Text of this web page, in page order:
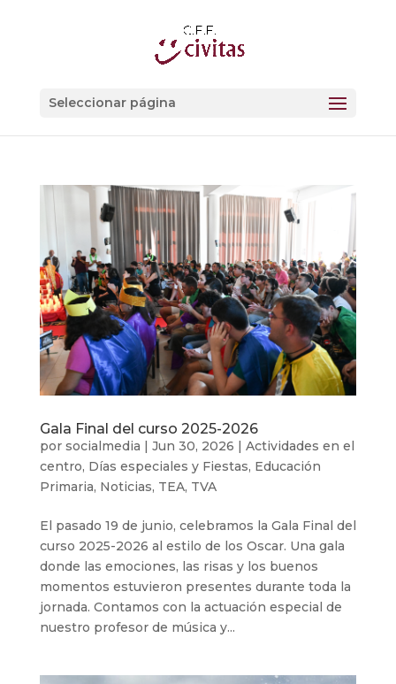
Seleccionar página
Gala Final del curso 2025-2026
por socialmedia Jun 30, 2026
Actividades en el
centro, Días especiales y Fiestas, Educación
Primaria, Noticias, TEA, TVA
El pasado 19 de junio, celebramos la Gala Final del
curso 2025-2026 al estilo de los Oscar. Una gala
donde las emociones, las risas y los buenos
momentos estuvieron presentes durante toda la
jornada. Contamos con la actuación especial de
nuestro profesor de música y...